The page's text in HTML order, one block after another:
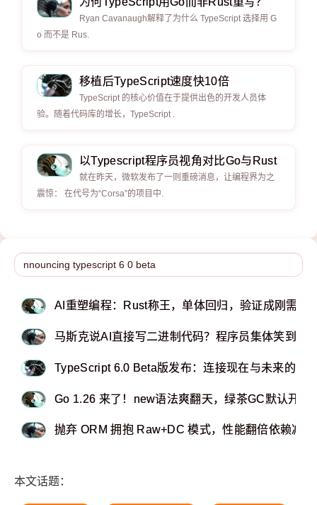
Ryan Cavanaugh解释了为什么 TypeScript 选择用 G
o 而不是 Rus.
移植后TypeScript速度快10倍
TypeScript 的核心价值在于提供出色的开发人员体
验。随着代码库的增长，TypeScript .
以Typescript程序员视角对比Go与Rust
就在昨天，微软发布了一则重磅消息，让编程界为之
震惊： 在代号为“Corsa”的项目中.
AI重塑编程：Rust称王，单体回归，验证成刚需！
马斯克说AI直接写二进制代码？程序员集体笑到硬
TypeScript 6.0 Beta版发布：连接现在与未来的编
Go 1.26 来了！new语法爽翻天，绿茶GC默认开启
抛弃 ORM 拥抱 Raw+DC 模式，性能翻倍依赖减
本文话题：